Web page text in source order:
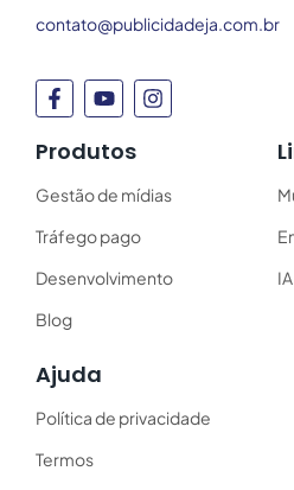
contato@publicidadeja.com.br
Produtos
Gestão de mídias
Tráfego pago
Desenvolvimento
Blog
Ajuda
Política de privacidade
Termos